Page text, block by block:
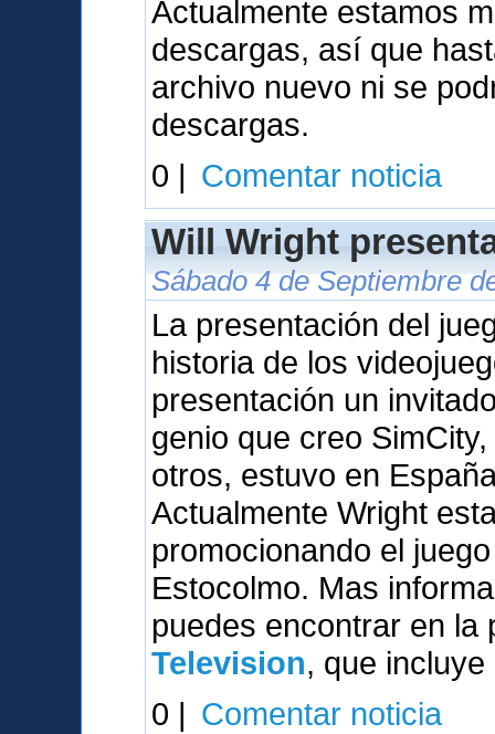
Actualmente estamos
descargas, así que
archivo nuevo ni se
descargas.
0 | Comentar noticia
Will Wright
Sábado 4 de Septiembre
La presentación del
historia de los
presentación un
genio que creo
otros, estuvo en
Actualmente Wright
promocionando el
Estocolmo. Mas
puedes encontrar en
Television, que
0 | Comentar noticia